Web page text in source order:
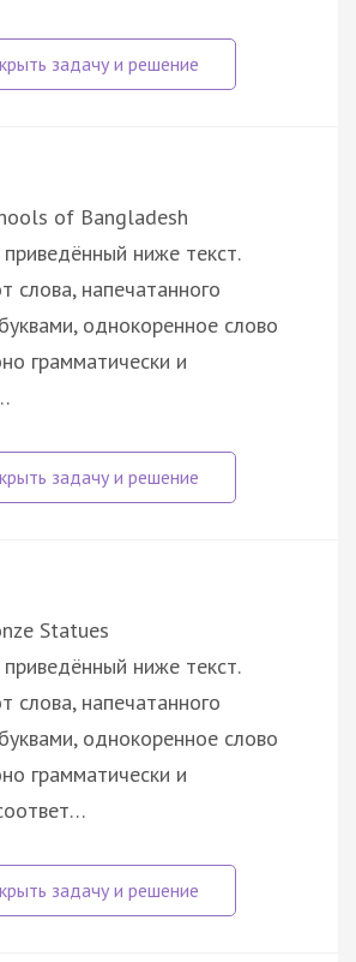
of Bangladesh
ниже текст.
слова, напечатанного
однокоренное слово
грамматически и
Statues
ниже текст.
слова, напечатанного
однокоренное слово
грамматически и